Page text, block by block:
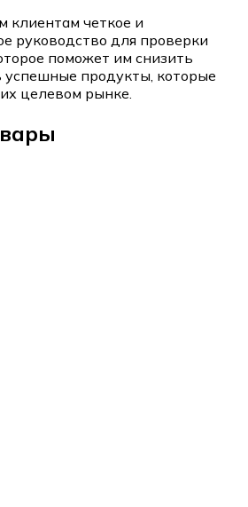
клиентам четкое и
руководство для проверки
поможет им снизить
успешные продукты, которые
целевом рынке.